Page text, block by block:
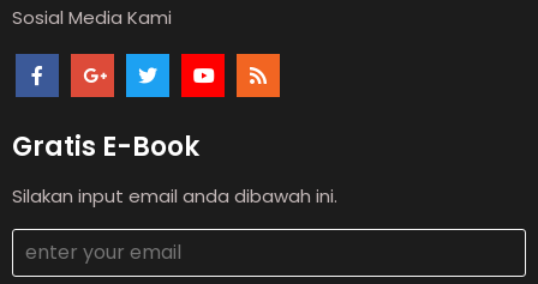
Sosial Media Kami
Gratis E-Book
Silakan input email anda dibawah ini.